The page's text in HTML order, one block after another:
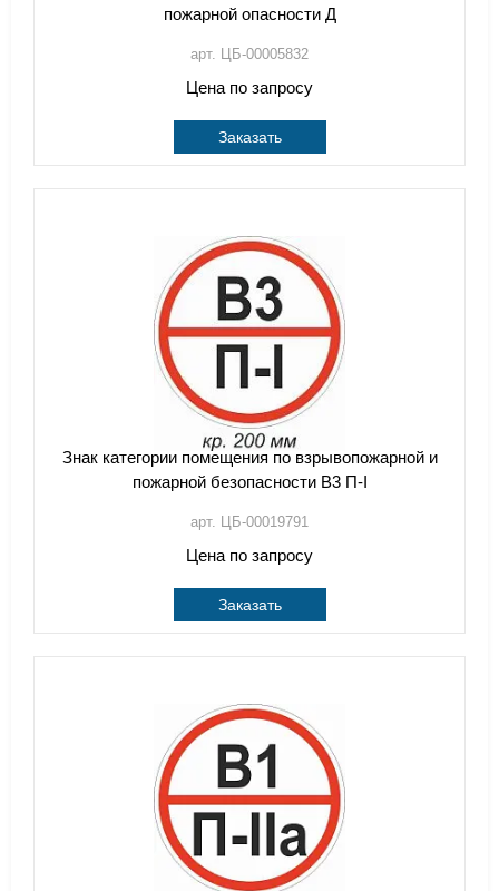
пожарной опасности Д
арт. ЦБ-00005832
Цена по запросу
Заказать
Знак категории помещения по взрывопожарной и
пожарной безопасности В3 П-I
арт. ЦБ-00019791
Цена по запросу
Заказать